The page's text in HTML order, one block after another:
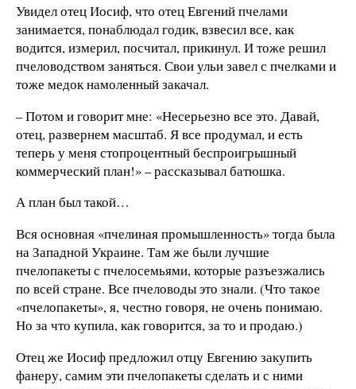
Увидел отец Иосиф, что отец Евгений пчелами
занимается, понаблюдал годик, взвесил все, как
водится, измерил, посчитал, прикинул. И тоже решил
пчеловодством заняться. Свои ульи завел с пчелками и
тоже медок намоленный закачал.
– Потом и говорит мне: «Несерьезно все это. Давай,
отец, развернем масштаб. Я все продумал, и есть
теперь у меня стопроцентный беспроигрышный
коммерческий план!» – рассказывал батюшка.
А план был такой…
Вся основная «пчелиная промышленность» тогда была
на Западной Украине. Там же были лучшие
пчелопакеты с пчелосемьями, которые разъезжались
по всей стране. Все пчеловоды это знали. (Что такое
«пчелопакеты», я, честно говоря, не очень понимаю.
Но за что купила, как говорится, за то и продаю.)
Отец же Иосиф предложил отцу Евгению закупить
фанеру, самим эти пчелопакеты сделать и с ними